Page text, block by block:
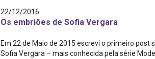
22/12/2016
Os embriões de Sofia Vergara
Em 22 de Maio de 2015 escrevi o primeiro
Sofia Vergara – mais conhecida pela série